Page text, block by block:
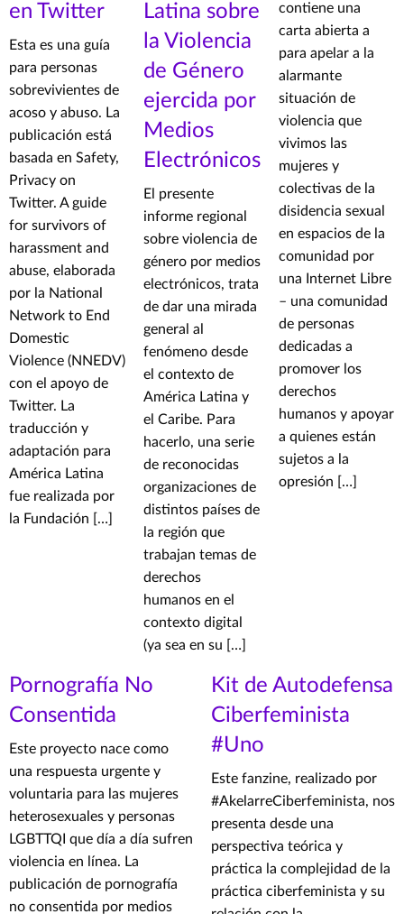
en Twitter
Esta es una guía
para personas
sobrevivientes de
acoso y abuso. La
publicación está
basada en Safety,
Privacy on
Twitter. A guide
for survivors of
harassment and
abuse, elaborada
por la National
Network to End
Domestic
Violence (NNEDV)
con el apoyo de
Twitter. La
traducción y
adaptación para
América Latina
fue realizada por
la Fundación […]
Latina sobre
la Violencia
de Género
ejercida por
Medios
Electrónicos
El presente
informe regional
sobre violencia de
género por medios
electrónicos, trata
de dar una mirada
general al
fenómeno desde
el contexto de
América Latina y
el Caribe. Para
hacerlo, una serie
de reconocidas
organizaciones de
distintos países de
la región que
trabajan temas de
derechos
humanos en el
contexto digital
(ya sea en su […]
contiene una
carta abierta a
para apelar a la
alarmante
situación de
violencia que
vivimos las
mujeres y
colectivas de la
disidencia sexual
en espacios de la
comunidad por
una Internet Libre
– una comunidad
de personas
dedicadas a
promover los
derechos
humanos y apoyar
a quienes están
sujetos a la
opresión […]
Pornografía No
Consentida
Este proyecto nace como
una respuesta urgente y
voluntaria para las mujeres
heterosexuales y personas
LGBTTQI que día a día sufren
violencia en línea. La
publicación de pornografía
no consentida por medios
Kit de Autodefensa
Ciberfeminista
#Uno
Este fanzine, realizado por
#AkelarreCiberfeminista, nos
presenta desde una
perspectiva teórica y
práctica la complejidad de la
práctica ciberfeminista y su